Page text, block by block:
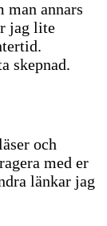
man annars
jag lite
skepnad.
och
med er
länkar jag